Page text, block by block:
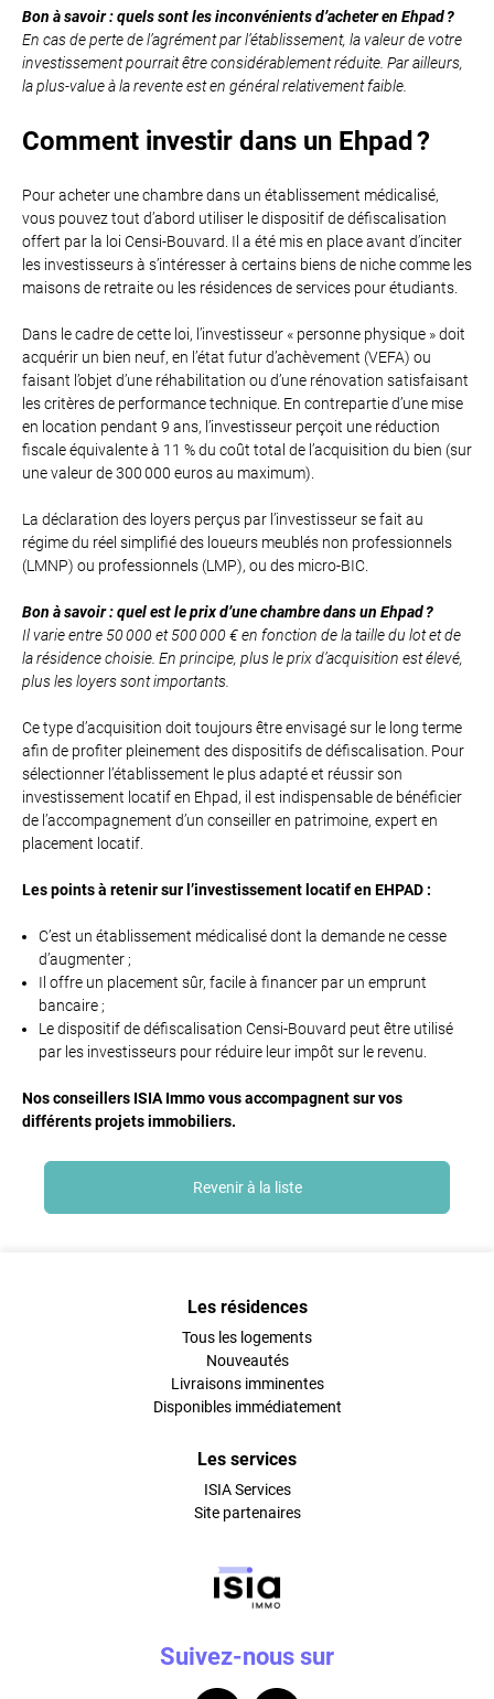
Bon à savoir : quels sont les inconvénients d’acheter en Ehpad ?
En cas de perte de l’agrément par l’établissement, la valeur de votre
investissement pourrait être considérablement réduite. Par ailleurs,
la plus-value à la revente est en général relativement faible.
Comment investir dans un Ehpad ?
Pour acheter une chambre dans un établissement médicalisé,
vous pouvez tout d’abord utiliser le dispositif de défiscalisation
offert par la loi Censi-Bouvard. Il a été mis en place avant d’inciter
les investisseurs à s’intéresser à certains biens de niche comme les
maisons de retraite ou les résidences de services pour étudiants.
Dans le cadre de cette loi, l’investisseur « personne physique » doit
acquérir un bien neuf, en l’état futur d’achèvement (VEFA) ou
faisant l’objet d’une réhabilitation ou d’une rénovation satisfaisant
les critères de performance technique. En contrepartie d’une mise
en location pendant 9 ans, l’investisseur perçoit une réduction
fiscale équivalente à 11 % du coût total de l’acquisition du bien (sur
une valeur de 300 000 euros au maximum).
La déclaration des loyers perçus par l’investisseur se fait au
régime du réel simplifié des loueurs meublés non professionnels
(LMNP) ou professionnels (LMP), ou des micro-BIC.
Bon à savoir : quel est le prix d’une chambre dans un Ehpad ?
Il varie entre 50 000 et 500 000 € en fonction de la taille du lot et de
la résidence choisie. En principe, plus le prix d’acquisition est élevé,
plus les loyers sont importants.
Ce type d’acquisition doit toujours être envisagé sur le long terme
afin de profiter pleinement des dispositifs de défiscalisation. Pour
sélectionner l’établissement le plus adapté et réussir son
investissement locatif en Ehpad, il est indispensable de bénéficier
de l’accompagnement d’un conseiller en patrimoine, expert en
placement locatif.
Les points à retenir sur l’investissement locatif en EHPAD :
C’est un établissement médicalisé dont la demande ne cesse
d’augmenter ;
Il offre un placement sûr, facile à financer par un emprunt
bancaire ;
Le dispositif de défiscalisation Censi-Bouvard peut être utilisé
par les investisseurs pour réduire leur impôt sur le revenu.
Nos conseillers ISIA Immo vous accompagnent sur vos
différents projets immobiliers.
Revenir à la liste
Les résidences
Tous les logements
Nouveautés
Livraisons imminentes
Disponibles immédiatement
Les services
ISIA Services
Site partenaires
Suivez-nous sur